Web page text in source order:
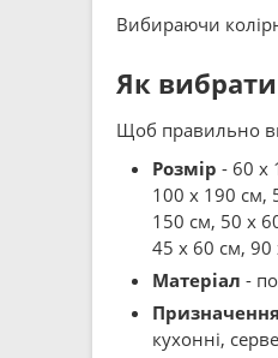
Вибираючи
Як
Щоб правильно
Розмір - 60 x
100 x 190 см,
150 см, 50 x
45 x 60 см, 90
Матеріал -
Призначення
кухонні,